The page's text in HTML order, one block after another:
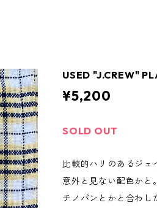
USED "J.CREW"
¥5,200
SOLD OUT
比較的ハリのあるジェ
意外と見ない配色かと。
チノパンとかと合わし